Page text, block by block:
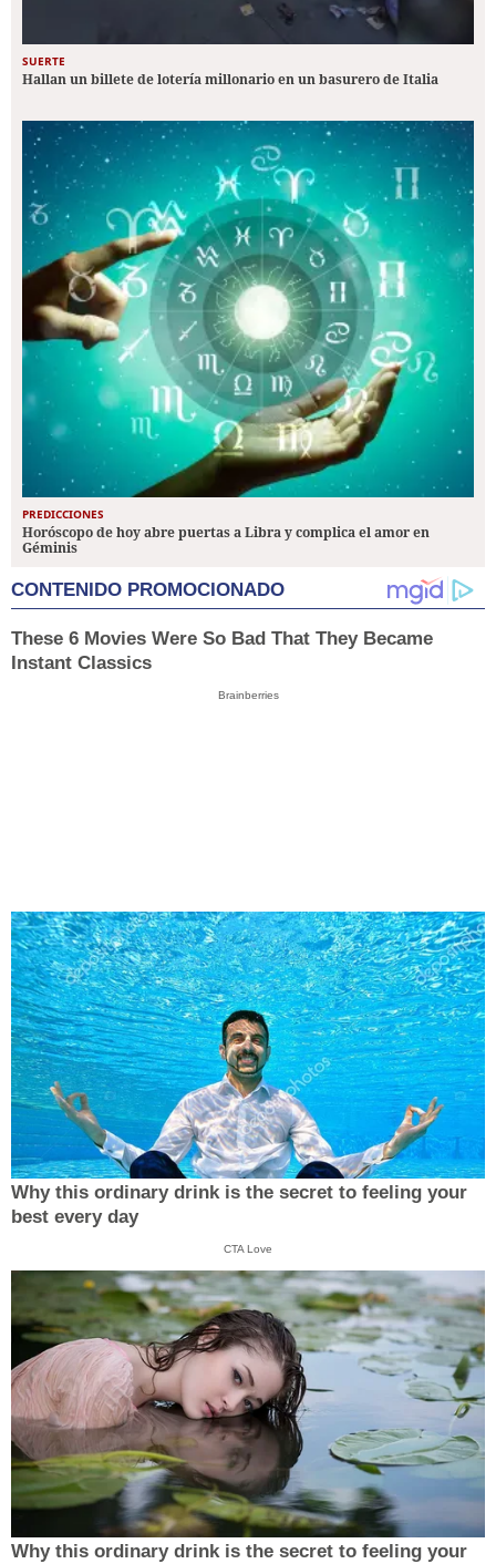
SUERTE
Hallan un billete de lotería millonario en un basurero de Italia
PREDICCIONES
Horóscopo de hoy abre puertas a Libra y complica el amor en
Géminis
CONTENIDO PROMOCIONADO
These 6 Movies Were So Bad That They Became
Instant Classics
Brainberries
Why this ordinary drink is the secret to feeling your
best every day
CTA Love
Why this ordinary drink is the secret to feeling your